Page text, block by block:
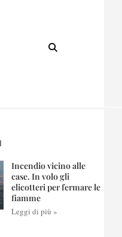
Incendio vicino alle
case. In volo gli
elicotteri per fermare le
fiamme
Leggi di più »